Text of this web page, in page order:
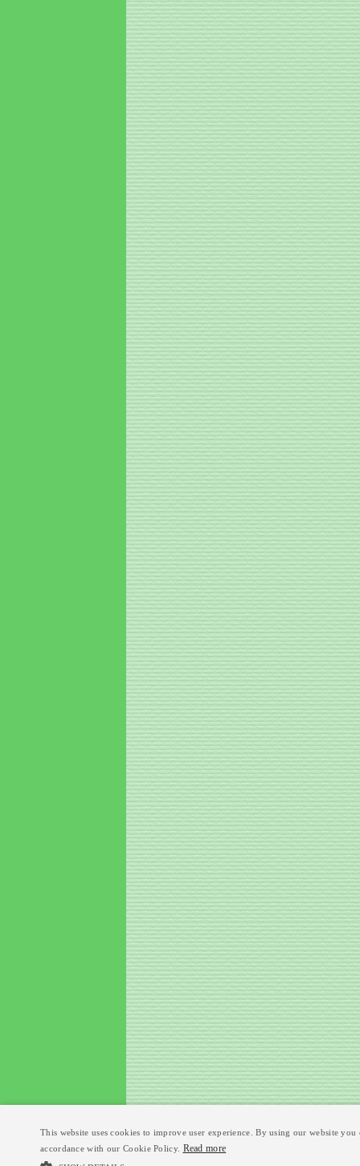
This website uses cookies to improve user experience. By using our website
accordance with our Cookie Policy. Read more